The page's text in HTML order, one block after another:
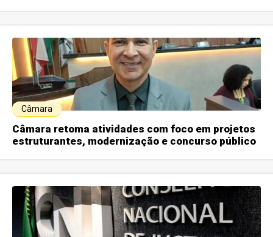
Câmara
Câmara retoma atividades com foco em projetos
estruturantes, modernização e concurso público